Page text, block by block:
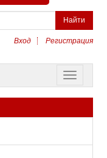
Найти
Вход Регистрация